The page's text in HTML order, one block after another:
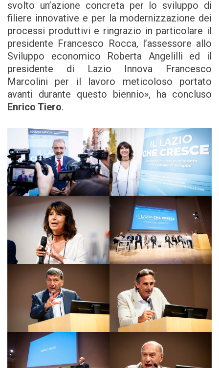
svolto un’azione concreta per lo sviluppo di
filiere innovative e per la modernizzazione dei
processi produttivi e ringrazio in particolare il
presidente Francesco Rocca, l’assessore allo
Sviluppo economico Roberta Angelilli ed il
presidente di Lazio Innova Francesco
Marcolini per il lavoro meticoloso portato
avanti durante questo biennio», ha concluso
Enrico Tiero.